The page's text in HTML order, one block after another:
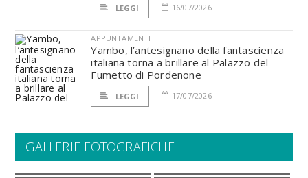
LEGGI 16/07/2026
APPUNTAMENTI
Yambo, l’antesignano della fantascienza
italiana torna a brillare al Palazzo del
Fumetto di Pordenone
LEGGI 17/07/2026
GALLERIE FOTOGRAFICHE